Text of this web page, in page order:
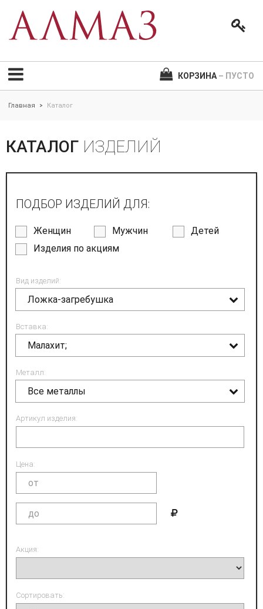
КОРЗИНА – ПУСТО
Главная > Каталог
КАТАЛОГ ИЗДЕЛИЙ
ПОДБОР ИЗДЕЛИЙ ДЛЯ:
Женщин Мужчин
Детей
Изделия по акциям
Вид изделий:
Ложка-загребушка
Вставка:
Малахит;
Металл:
Все металлы
Артикул изделия:
Цена:
Акция:
Сортировать: